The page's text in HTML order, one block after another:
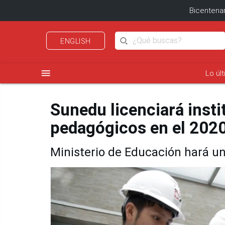
ENGLISH
menu Lo
Sunedu licenciará
pedagógicos en el
Ministerio de Educación hará